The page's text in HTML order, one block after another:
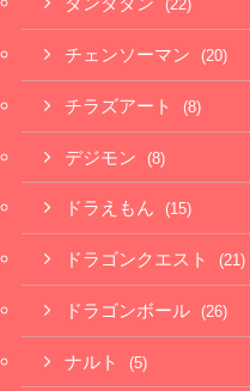
ダンダダン (22)
チェンソーマン (20)
チラズアート (8)
デジモン (8)
ドラえもん (15)
ドラゴンクエスト (21)
ドラゴンボール (26)
ナルト (5)